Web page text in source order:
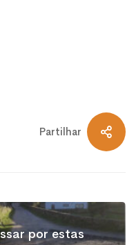
Partilhar
por estas